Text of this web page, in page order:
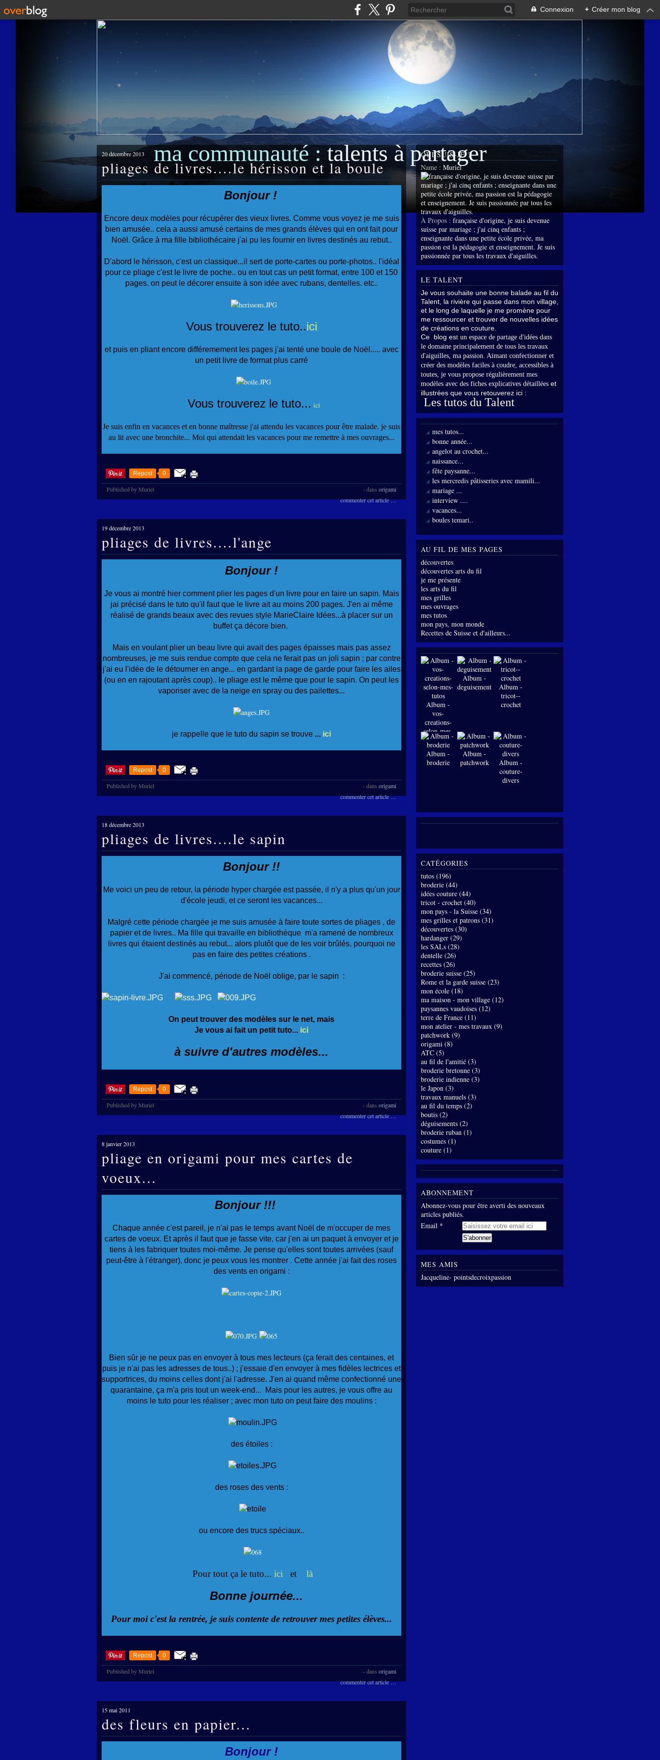
Connexion + Créer mon blog
ma communauté :talents à partager
20 décembre 2013
pliages de livres....le hérisson et la boule
Bonjour !
Encore deux modèles pour récupérer des vieux livres. Comme vous voyez je me suis
bien amusée.. cela a aussi amusé certains de mes grands élèves qui en ont fait pour
Noël. Grâce à ma fille bibliothécaire j'ai pu les fournir en livres destinés au rebut..
D'abord le hérisson, c'est un classique...il sert de porte-cartes ou porte-photos.. l'idéal
pour ce pliage c'est le livre de poche.. ou en tout cas un petit format, entre 100 et 150
pages. on peut le décorer ensuite à son idée avec rubans, dentelles. etc..
Vous trouverez le tuto..ici
et puis en pliant encore différemement les pages j'ai tenté une boule de Noël..... avec
un petit livre de format plus carré
Vous trouverez le tuto... ici
Je suis enfin en vacances et en bonne maîtresse j'ai attendu les vacances pour être malade. je suis
au lit avec une bronchite... Moi qui attendait les vacances pour me remettre à mes ouvrages...
Repost 0
Published by Muriel -dans origami
commenter cet article…
19 décembre 2013
pliages de livres....l'ange
Bonjour !
Je vous ai montré hier comment plier les pages d'un livre pour en faire un sapin. Mais
jai précisé dans le tuto qu'il faut que le livre ait au moins 200 pages. J'en ai même
réalisé de grands beaux avec des revues style MarieClaire Idées...à placer sur un
buffet ça décore bien.
Mais en voulant plier un beau livre qui avait des pages épaisses mais pas assez
nombreuses, je me suis rendue compte que cela ne ferait pas un joli sapin ; par contre
j'ai eu l'idée de le détourner en ange... en gardant la page de garde pour faire les ailes
(ou en en rajoutant après coup).. le pliage est le même que pour le sapin. On peut les
vaporiser avec de la neige en spray ou des pailettes...
je rappelle que le tuto du sapin se trouve ... ici
Repost 0
Published by Muriel -dans origami
commenter cet article…
18 décembre 2013
pliages de livres....le sapin
Bonjour !!
Me voici un peu de retour, la période hyper chargée est passée, il n'y a plus qu'un jour
d'école jeudi, et ce seront les vacances...
Malgré cette période chargée je me suis amusée à faire toute sortes de pliages , de
papier et de livres.. Ma fille qui travaille en bibliothèque m'a ramené de nombreux
livres qui étaient destinés au rebut... alors plutôt que de les voir brûlés, pourquoi ne
pas en faire des petites créations .
J'ai commencé, période de Noël oblige, par le sapin :
On peut trouver des modèles sur le net, mais
Je vous ai fait un petit tuto... ici
à suivre d'autres modèles...
Repost 0
Published by Muriel -dans origami
commenter cet article…
8 janvier 2013
pliage en origami pour mes cartes de
voeux...
Bonjour !!!
Chaque année c'est pareil, je n'ai pas le temps avant Noël de m'occuper de mes
cartes de voeux. Et après il faut que je fasse vite, car j'en ai un paquet à envoyer et je
tiens à les fabriquer toutes moi-même. Je pense qu'elles sont toutes arrivées (sauf
peut-être à l'étranger), donc je peux vous les montrer . Cette année j'ai fait des roses
des vents en origami :
Bien sûr je ne peux pas en envoyer à tous mes lecteurs (ça ferait des centaines, et
puis je n'ai pas les adresses de tous..) ; j'essaie d'en envoyer à mes fidèles lectrices et
supportrices, du moins celles dont j'ai l'adresse. J'en ai quand même confectionné une
quarantaine, ça m'a pris tout un week-end... Mais pour les autres, je vous offre au
moins le tuto pour les réaliser ; avec mon tuto on peut faire des moulins :
des étoiles :
des roses des vents :
ou encore des trucs spéciaux..
Pour tout ça le tuto... ici et là
Bonne journée...
Pour moi c'est la rentrée, je suis contente de retrouver mes petites élèves...
Repost 0
Published by Muriel -dans origami
commenter cet article…
15 mai 2011
des fleurs en papier...
Bonjour !
QUI SUIS-JE ?
Name : Muriel
À Propos : française d'origine, je suis devenue
suisse par mariage ; j'ai cinq enfants ;
enseignante dans une petite école privée, ma
passion est la pédagogie et enseignement. Je suis
passionnée par tous les travaux d'aiguilles.
LE TALENT
Je vous souhaite une bonne balade au fil du
Talent, la rivière qui passe dans mon village,
et le long de laquelle je me promène pour
me ressourcer et trouver de nouvelles idées
de créations en couture.
Ce blog est un espace de partage d'idées dans
le domaine principalement de tous les travaux
d'aiguilles, ma passion. Aimant confectionner et
créer des modèles faciles à coudre, accessibles à
toutes, je vous propose régulièrement mes
modèles avec des fiches explicatives détaillées et
illustrées que vous retouverez ici :
Les tutos du Talent
mes tutos...
bonne année...
angelot au crochet...
naissance...
fête paysanne...
les mercredis pâtisseries avec mamili...
mariage ...
interview ....
vacances...
boules temari..
AU FIL DE MES PAGES
découvertes
découvertes arts du fil
je me présente
les arts du fil
mes grilles
mes ouvrages
mes tutos
mon pays, mon monde
Recettes de Suisse et d'ailleurs...
Album -
vos-
creations-
selon-mes-
tutos
Album -
deguisements
Album -
tricot--
crochet
Album -
broderie
Album -
patchwork
Album -
couture-
divers
CATÉGORIES
tutos (196)
broderie (44)
idées couture (44)
tricot - crochet (40)
mon pays - la Suisse (34)
mes grilles et patrons (31)
découvertes (30)
hardanger (29)
les SALs (28)
dentelle (26)
recettes (26)
broderie suisse (25)
Rome et la garde suisse (23)
mon école (18)
ma maison - mon village (12)
paysannes vaudoises (12)
terre de France (11)
mon atelier - mes travaux (9)
patchwork (9)
origami (8)
ATC (5)
au fil de l'amitié (3)
broderie bretonne (3)
broderie indienne (3)
le Japon (3)
travaux manuels (3)
au fil du temps (2)
boutis (2)
déguisements (2)
broderie ruban (1)
costumes (1)
couture (1)
ABONNEMENT
Abonnez-vous pour être averti des nouveaux
articles publiés.
Email
MES AMIS
Jacqueline- pointsdecroixpassion